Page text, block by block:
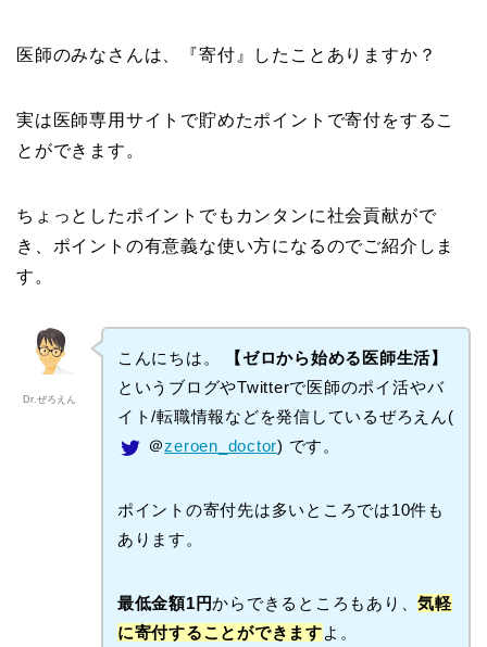
医師のみなさんは、『寄付』したことありますか？
実は医師専用サイトで貯めたポイントで寄付をするこ
とができます。
ちょっとしたポイントでもカンタンに社会貢献がで
き、ポイントの有意義な使い方になるのでご紹介しま
す。
Dr.ぜろえん
こんにちは。
【ゼロから始める医師生活】
というブログやTwitterで医師のポイ活やバ
イト/転職情報などを発信しているぜろえん(
＠zeroen_doctor) です。
ポイントの寄付先は多いところでは10件も
あります。
最低金額1円からできるところもあり、気軽
に寄付することができますよ。